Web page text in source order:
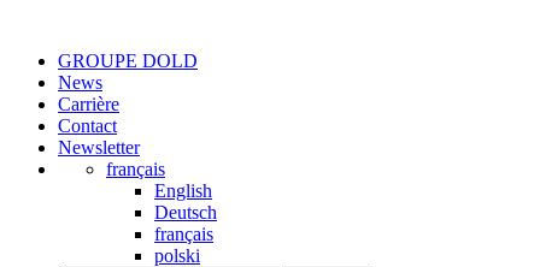
GROUPE DOLD
News
Carrière
Contact
Newsletter
français
English
Deutsch
français
polski